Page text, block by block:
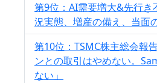
第9位：AI需要増大&先行き
況実態、増産の備え、当面
第10位：TSMC株主総会報
ンとの取引はやめない。
ない」